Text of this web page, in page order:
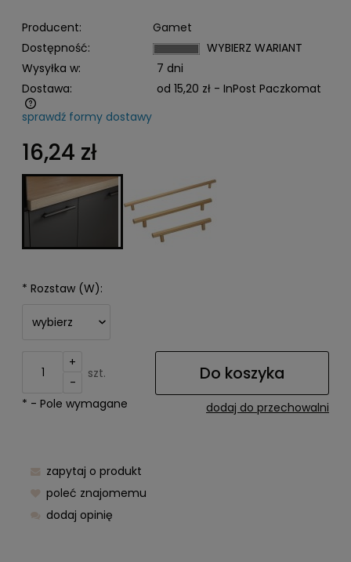
Producent:
Gamet
Dostępność:
WYBIERZ WARIANT
Wysyłka w:
7 dni
Dostawa:
od 15,20 zł - InPost Paczkomat
Cena nie zawiera ewentualnych kosztów płatności
sprawdź formy dostawy
16,24 zł
* Rozstaw (W):
+
-
szt. Do koszyka
dodaj do przechowalni
* - Pole wymagane
zapytaj o produkt
poleć znajomemu
dodaj opinię